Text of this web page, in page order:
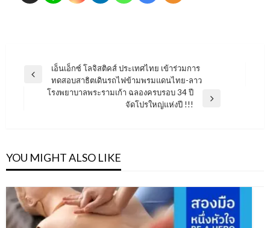
แนะแนว
เรื่อง
Previous
เอ็นเอ็กซ์ โลจิสติคส์ ประเทศไทย เข้าร่วมการ
ทดสอบสาธิตเดินรถไฟข้ามพรมแดนไทย-ลาว
โรงพยาบาลพระรามเก้า ฉลองครบรอบ 34 ปี
จัดโปรใหญ่แห่งปี !!!
YOU MIGHT ALSO LIKE